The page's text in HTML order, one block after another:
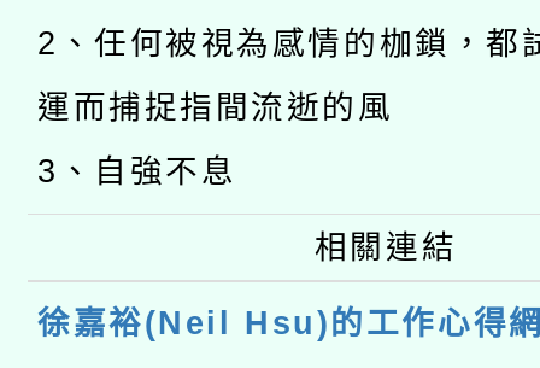
2、任何被視為感情的枷鎖，都
運而捕捉指間流逝的風
3、自強不息
相關連結
徐嘉裕(Neil Hsu)的工作心得